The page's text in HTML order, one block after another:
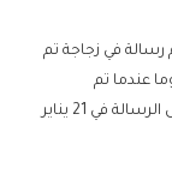
في زجاجة تم
على الإطلاق كان عمرها 131 عاما و223 يوما عندما تم
اكتشافها، حيث عثر الأستراليان تونيا وكيم إيلمان على الرسالة في 21 يناير